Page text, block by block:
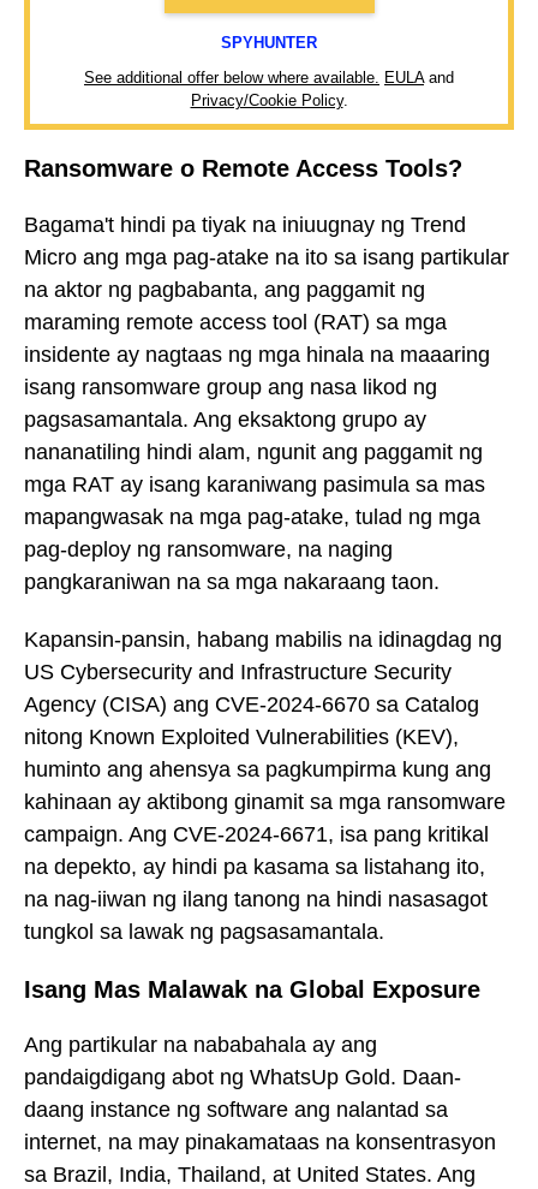
SPYHUNTER
See additional offer below where available.
EULAand
Privacy/Cookie Policy.
Ransomware o Remote Access Tools?
Bagama't hindi pa tiyak na iniuugnay ng Trend
Micro ang mga pag-atake na ito sa isang partikular
na aktor ng pagbabanta, ang paggamit ng
maraming remote access tool (RAT) sa mga
insidente ay nagtaas ng mga hinala na maaaring
isang ransomware group ang nasa likod ng
pagsasamantala. Ang eksaktong grupo ay
nananatiling hindi alam, ngunit ang paggamit ng
mga RAT ay isang karaniwang pasimula sa mas
mapangwasak na mga pag-atake, tulad ng mga
pag-deploy ng ransomware, na naging
pangkaraniwan na sa mga nakaraang taon.
Kapansin-pansin, habang mabilis na idinagdag ng
US Cybersecurity and Infrastructure Security
Agency (CISA) ang CVE-2024-6670 sa Catalog
nitong Known Exploited Vulnerabilities (KEV),
huminto ang ahensya sa pagkumpirma kung ang
kahinaan ay aktibong ginamit sa mga ransomware
campaign. Ang CVE-2024-6671, isa pang kritikal
na depekto, ay hindi pa kasama sa listahang ito,
na nag-iiwan ng ilang tanong na hindi nasasagot
tungkol sa lawak ng pagsasamantala.
Isang Mas Malawak na Global Exposure
Ang partikular na nababahala ay ang
pandaigdigang abot ng WhatsUp Gold. Daan-
daang instance ng software ang nalantad sa
internet, na may pinakamataas na konsentrasyon
sa Brazil, India, Thailand, at United States. Ang